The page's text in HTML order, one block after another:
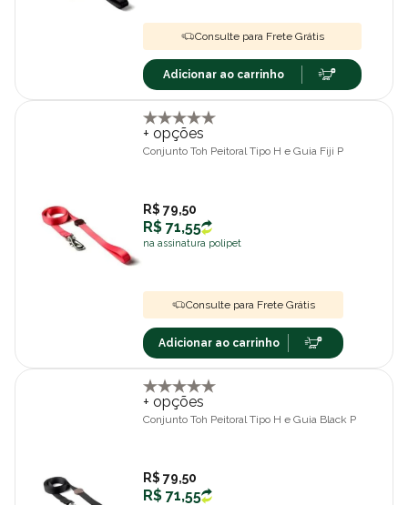
Consulte para Frete Grátis
Adicionar ao carrinho
+ opções
Conjunto Toh Peitoral Tipo H e Guia Fiji P
R$ 79,50
R$ 71,55
na assinatura polipet
Consulte para Frete Grátis
Adicionar ao carrinho
+ opções
Conjunto Toh Peitoral Tipo H e Guia Black P
R$ 79,50
R$ 71,55